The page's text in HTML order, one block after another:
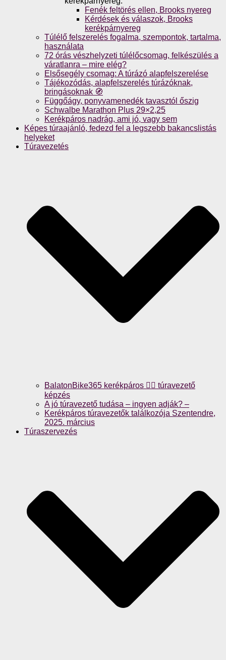
Fenék feltörés ellen, Brooks nyereg
Kérdések és válaszok, Brooks
kerékpárnyereg
Túlélő felszerelés fogalma, szempontok, tartalma,
használata
72 órás vészhelyzeti túlélőcsomag, felkészülés a
váratlanra – mire elég?
Elsősegély csomag: A túrázó alapfelszerelése
Tájékozódás, alapfelszerelés túrázóknak,
bringásoknak 🧭
Függőágy, ponyvamenedék tavasztól őszig
Schwalbe Marathon Plus 29×2,25
Kerékpáros nadrág, ami jó, vagy sem
Képes túraajánló, fedezd fel a legszebb bakancslistás
helyeket
Túravezetés
BalatonBike365 kerékpáros 🚴‍♀️ túravezető
képzés
A jó túravezető tudása – ingyen adják? –
Kerékpáros túravezetők találkozója Szentendre,
2025. március
Túraszervezés